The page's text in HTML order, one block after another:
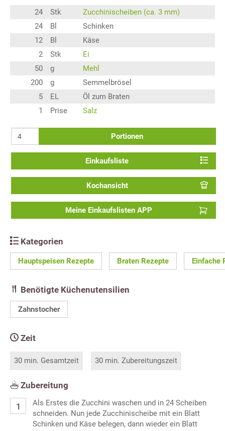
24 Stk
Zucchinischeiben (ca. 3 mm)
24
Bl
Schinken
12
Bl
Käse
2
Stk
Ei
50
g
Mehl
200
g
Semmelbrösel
5
EL
Öl zum Braten
1
Prise Salz
Portionen
Einkaufsliste
Kochansicht
Meine Einkaufslisten APP
Kategorien
Hauptspeisen Rezepte Braten Rezepte Einfache
Benötigte Küchenutensilien
Zahnstocher
Zeit
30 min. Gesamtzeit 30 min. Zubereitungszeit
Zubereitung
Als Erstes die Zucchini waschen und in 24 Scheiben
schneiden. Nun jede Zucchinischeibe mit ein Blatt
Schinken und Käse belegen, dann wieder ein Blatt